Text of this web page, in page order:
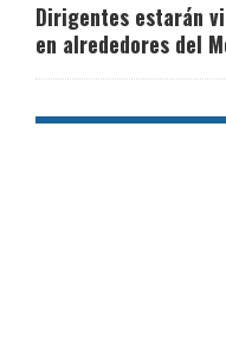
Dirigentes estarán
en alrededores del